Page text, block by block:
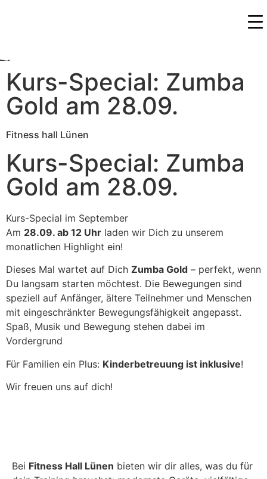
Kurs-Special: Zumba
Gold am 28.09.
Fitness hall Lünen
Kurs-Special: Zumba
Gold am 28.09.
Kurs-Special im September
Am 28.09. ab 12 Uhr laden wir Dich zu unserem
monatlichen Highlight ein!
Dieses Mal wartet auf Dich Zumba Gold – perfekt, wenn
Du langsam starten möchtest. Die Bewegungen sind
speziell auf Anfänger, ältere Teilnehmer und Menschen
mit eingeschränkter Bewegungsfähigkeit angepasst.
Spaß, Musik und Bewegung stehen dabei im
Vordergrund
Für Familien ein Plus: Kinderbetreuung ist inklusive!
Wir freuen uns auf dich!
Bei Fitness Hall Lünen bieten wir dir alles, was du für